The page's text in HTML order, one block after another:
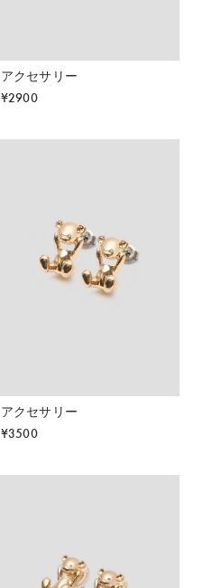
アクセサリー
¥2900
アクセサリー
¥3500